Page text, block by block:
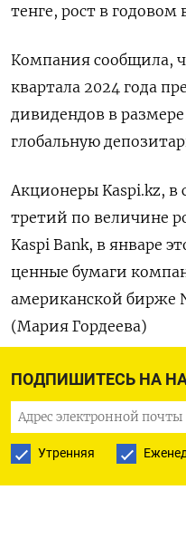
ПОДПИШИТЕСЬ НА
Утренняя
тенге, рост в
Компания сообщила,
квартала 2024 года
дивидендов в размере
глобальную
Акционеры Kaspi.kz, в
третий по величине
Kaspi Bank, в январе
ценные бумаги
американской бирже
(Мария Гордеева)